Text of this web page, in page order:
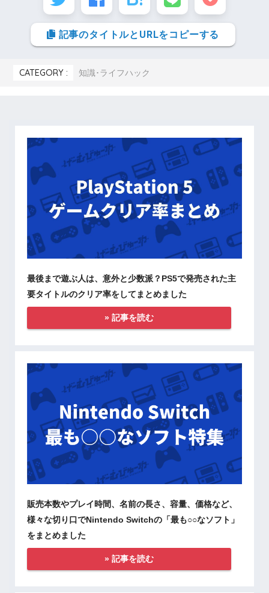
記事のタイトルとURLをコピーする
CATEGORY : 知識･ライフハック
最後まで遊ぶ人は、意外と少数派？PS5で発売された主
要タイトルのクリア率をしてまとめました
» 記事を読む
販売本数やプレイ時間、名前の長さ、容量、価格など、
様々な切り口でNintendo Switchの「最も○○なソフト」
をまとめました
» 記事を読む